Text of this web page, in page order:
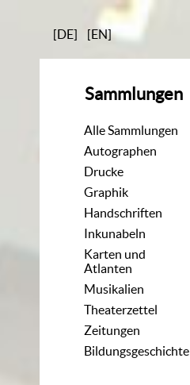
[DE] [EN]
Sammlungen
Alle Sammlungen
Autographen
Drucke
Graphik
Handschriften
Inkunabeln
Karten und
Atlanten
Musikalien
Theaterzettel
Zeitungen
Bildungsgeschichte